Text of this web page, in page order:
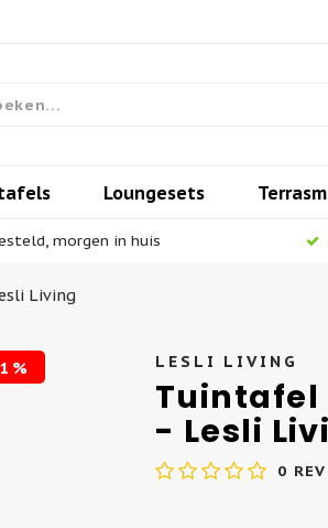
Loungesets
morgen in huis
Living
LESLI LIVING
Tuintafel
- Lesli
0